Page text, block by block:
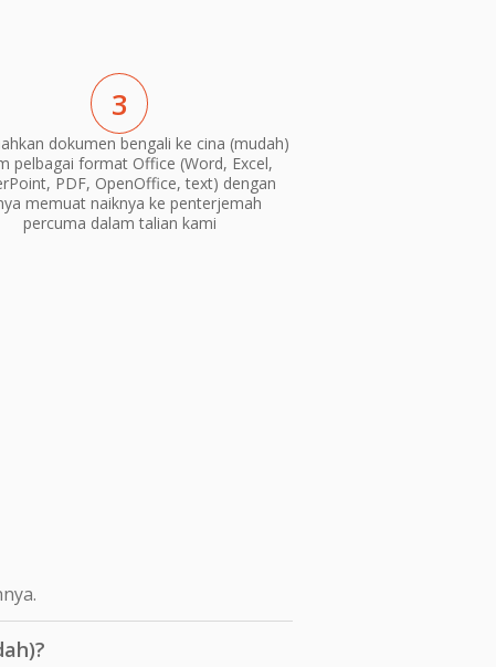
3
dokumen bengali ke cina (mudah)
pelbagai format Office (Word, Excel,
PDF, OpenOffice, text) dengan
memuat naiknya ke penterjemah
percuma dalam talian kami